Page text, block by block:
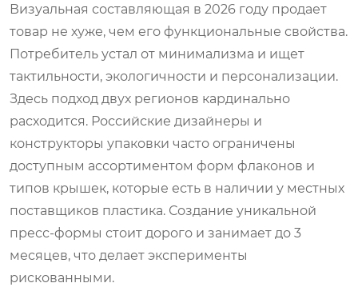
Визуальная составляющая в 2026 году продает
товар не хуже, чем его функциональные свойства.
Потребитель устал от минимализма и ищет
тактильности, экологичности и персонализации.
Здесь подход двух регионов кардинально
расходится. Российские дизайнеры и
конструкторы упаковки часто ограничены
доступным ассортиментом форм флаконов и
типов крышек, которые есть в наличии у местных
поставщиков пластика. Создание уникальной
пресс-формы стоит дорого и занимает до 3
месяцев, что делает эксперименты
рискованными.